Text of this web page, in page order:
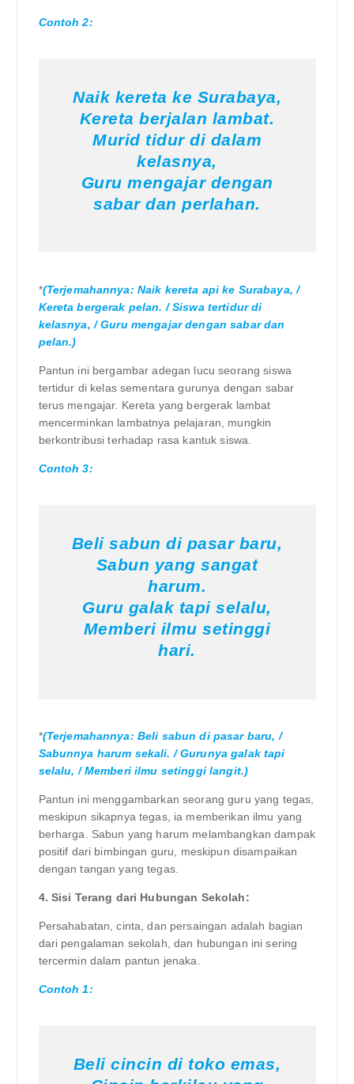
Contoh 2:
Naik kereta ke Surabaya,
Kereta berjalan lambat.
Murid tidur di dalam
kelasnya,
Guru mengajar dengan
sabar dan perlahan.
*(Terjemahannya: Naik kereta api ke Surabaya, /
Kereta bergerak pelan. / Siswa tertidur di
kelasnya, / Guru mengajar dengan sabar dan
pelan.)
Pantun ini bergambar adegan lucu seorang siswa
tertidur di kelas sementara gurunya dengan sabar
terus mengajar. Kereta yang bergerak lambat
mencerminkan lambatnya pelajaran, mungkin
berkontribusi terhadap rasa kantuk siswa.
Contoh 3:
Beli sabun di pasar baru,
Sabun yang sangat
harum.
Guru galak tapi selalu,
Memberi ilmu setinggi
hari.
*(Terjemahannya: Beli sabun di pasar baru, /
Sabunnya harum sekali. / Gurunya galak tapi
selalu, / Memberi ilmu setinggi langit.)
Pantun ini menggambarkan seorang guru yang tegas,
meskipun sikapnya tegas, ia memberikan ilmu yang
berharga. Sabun yang harum melambangkan dampak
positif dari bimbingan guru, meskipun disampaikan
dengan tangan yang tegas.
4. Sisi Terang dari Hubungan Sekolah:
Persahabatan, cinta, dan persaingan adalah bagian
dari pengalaman sekolah, dan hubungan ini sering
tercermin dalam pantun jenaka.
Contoh 1:
Beli cincin di toko emas,